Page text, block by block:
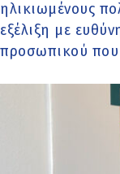
ηλικιωμένους
εξέλιξη με
προσωπικού που